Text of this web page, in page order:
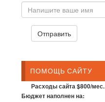
ПОМОЩЬ САЙТУ
Расходы сайта $800/мес.
Бюджет наполнен на: